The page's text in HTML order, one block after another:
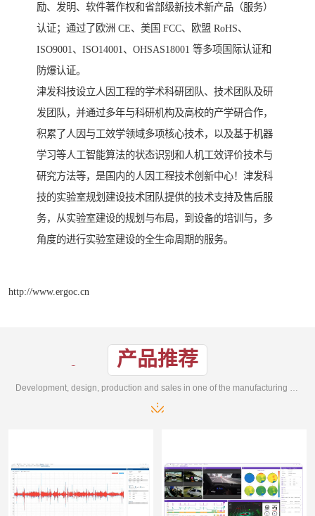
励、发明、软件著作权和省部级新技术新产品（服务）
认证；通过了欧洲 CE、美国 FCC、欧盟 RoHS、
ISO9001、ISO14001、OHSAS18001 等多项国际认证和
防爆认证。
津发科技设立人因工程的学术科研团队、技术团队及研
发团队，并通过多年与科研机构及高校的产学研合作，
积累了人因与工效学领域多项核心技术，以及基于机器
学习等人工智能算法的状态识别和人机工效评价技术与
研究方法等，是国内的人因工程技术创新中心！津发科
技的实验室规划建设技术团队提供的技术支持及售后服
务，从实验室建设的规划与布局，到设备的培训与，多
角度的进行实验室建设的全生命周期的服务。
http://www.ergoc.cn
产品推荐
Development, design, production and sales in one of the manufacturing enterprises